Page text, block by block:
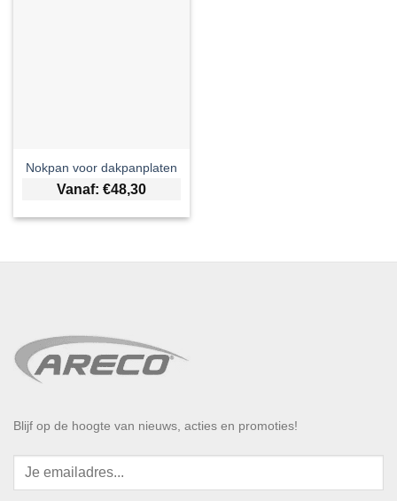
Nokpan voor dakpanplaten
Vanaf: €48,30
Blijf op de hoogte van nieuws, acties en promoties!